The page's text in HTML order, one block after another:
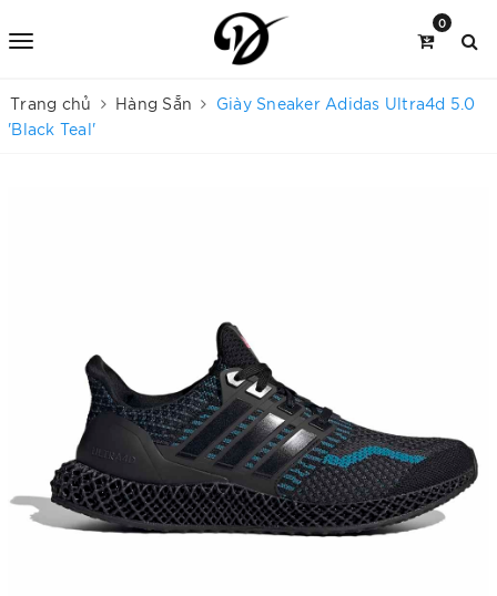
0
Trang chủ Hàng Sẵn
Giày Sneaker Adidas Ultra4d 5.0
'Black Teal'